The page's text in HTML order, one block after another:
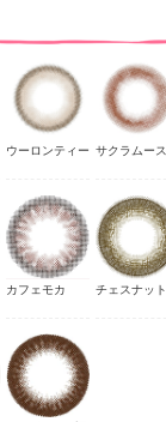
ウーロンティー サクラムース
カフェモカ チェスナット